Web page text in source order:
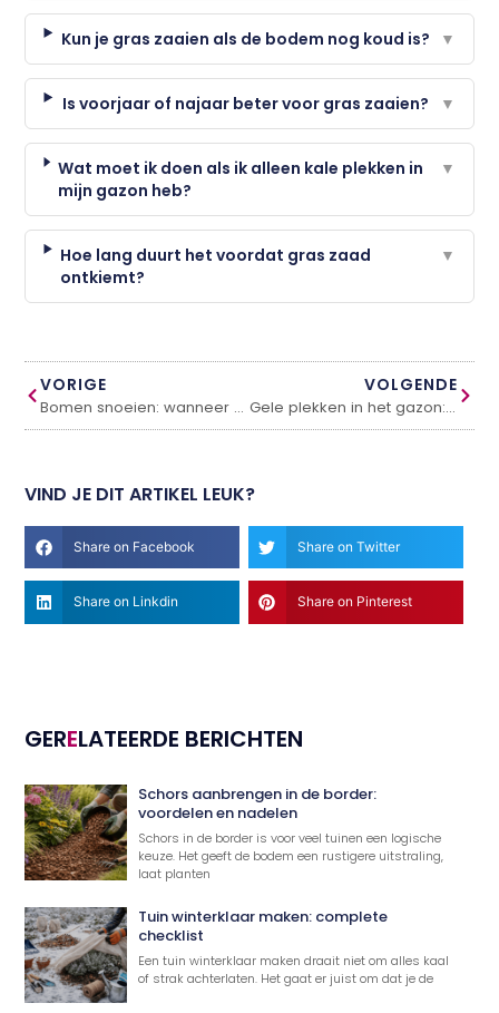
Kun je gras zaaien als de bodem nog koud is? ▼
Is voorjaar of najaar beter voor gras zaaien? ▼
Wat moet ik doen als ik alleen kale plekken in
mijn gazon heb?
▼
Hoe lang duurt het voordat gras zaad
ontkiemt?
▼
VORIGE
Bomen snoeien: wanneer mag en moet het?
VOLGENDE
Gele plekken in het gazon: oorzaken en oplossingen
VIND JE DIT ARTIKEL LEUK?
Share on Facebook Share on Twitter
Share on Linkdin Share on Pinterest
GERELATEERDE BERICHTEN
Schors aanbrengen in de border:
voordelen en nadelen
Schors in de border is voor veel tuinen een logische
keuze. Het geeft de bodem een rustigere uitstraling,
laat planten
Tuin winterklaar maken: complete
checklist
Een tuin winterklaar maken draait niet om alles kaal
of strak achterlaten. Het gaat er juist om dat je de